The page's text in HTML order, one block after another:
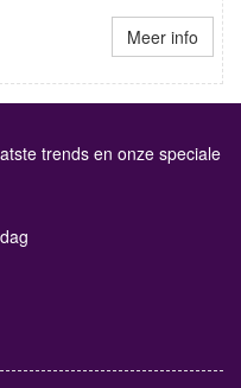
Meer info
trends en onze speciale